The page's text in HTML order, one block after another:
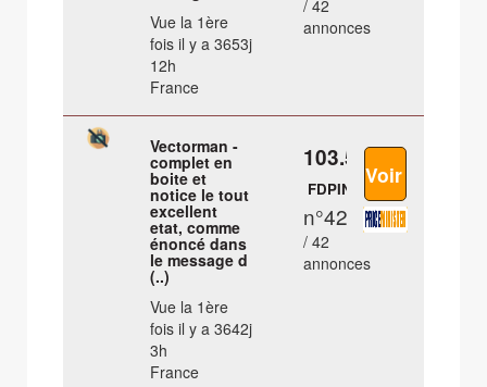
Vue la 1ère
fois il y a 3653j
12h
France
/ 42
annonces
Vectorman -
complet en
boite et
notice le tout
excellent
etat, comme
énoncé dans
le message d
(..)
Vue la 1ère
fois il y a 3642j
3h
France
103.5 €
FDPIN
n°42
/ 42
annonces